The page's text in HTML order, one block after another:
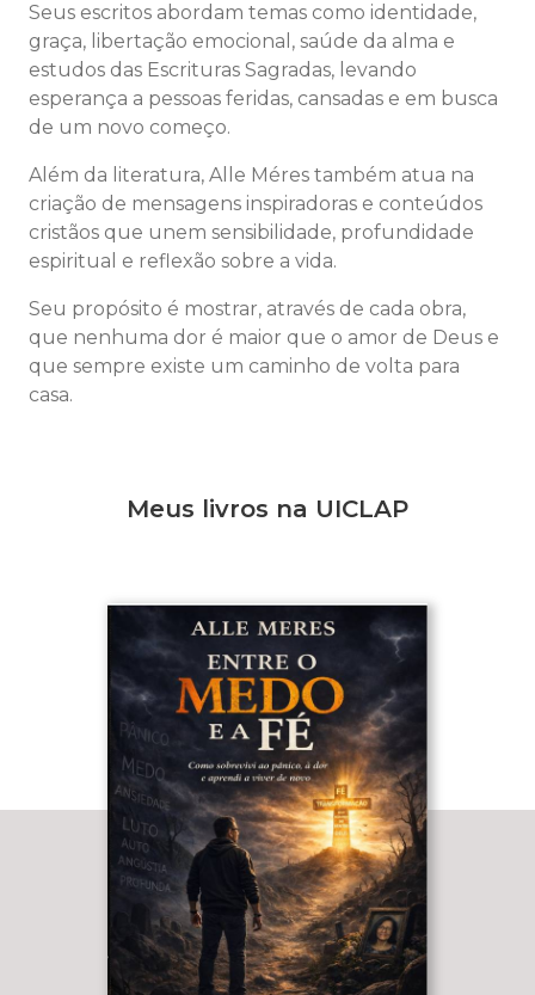
Seus escritos abordam temas como identidade,
graça, libertação emocional, saúde da alma e
estudos das Escrituras Sagradas, levando
esperança a pessoas feridas, cansadas e em busca
de um novo começo.
Além da literatura, Alle Méres também atua na
criação de mensagens inspiradoras e conteúdos
cristãos que unem sensibilidade, profundidade
espiritual e reflexão sobre a vida.
Seu propósito é mostrar, através de cada obra,
que nenhuma dor é maior que o amor de Deus e
que sempre existe um caminho de volta para
casa.
Meus livros na UICLAP